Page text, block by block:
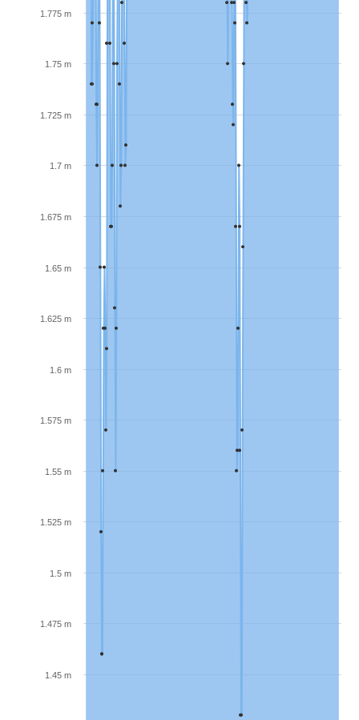
1.5 m
1.45 m
1.475 m
1.525 m
1.55 m
1.575 m
1.6 m
1.625 m
1.65 m
1.675 m
1.7 m
1.725 m
1.75 m
1.775 m